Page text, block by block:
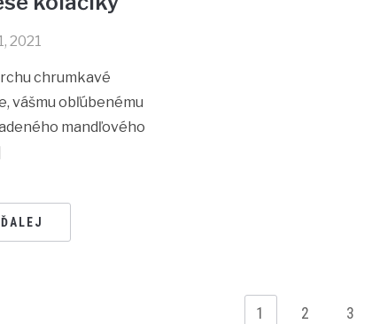
2021
chrumkavé
vášmu obľúbenému
mandľového
1 2 3